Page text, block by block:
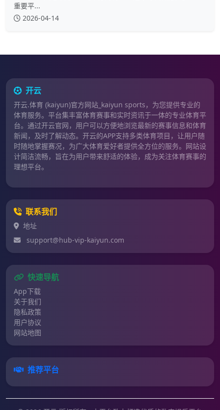
重要平...
2026-04-14
开云
开云.体育 (kaiyun)官方网站_kaiyun sports，为您提供专业的
体育服务。平台集丰富体育赛事和实时资讯于一体的专业体育平
台。通过开云官网，用户可以方便地浏览最新的赛事信息和体育
新闻，及时了解动态。开云的APP支持多类体育项目，让用户随
时随地掌握赛况，为广大体育爱好者提供全方位的服务。网站设
计简洁流畅，旨在为用户带来舒适的体验，成为关注体育赛事的
理想平台。
联系我们
地址
support@hub-vip-kaiyun.com
快速导航
App下载
关于我们
隐私政策
用户协议
网站地图
推荐平台